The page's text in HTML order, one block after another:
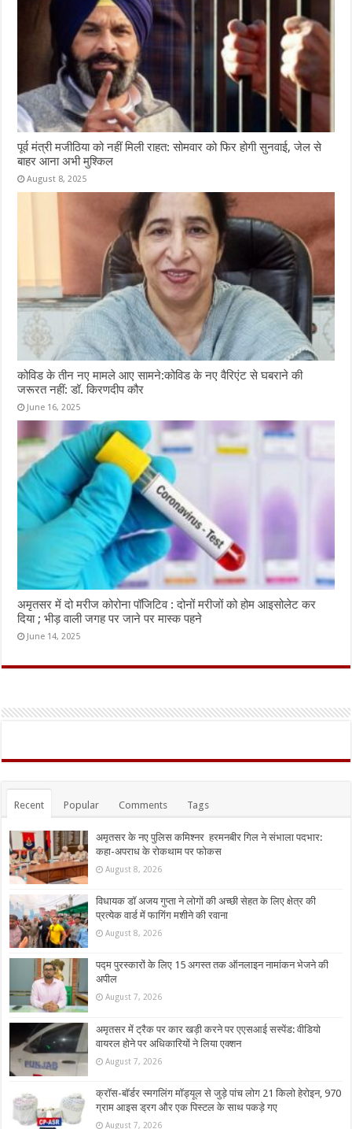
पूर्व मंत्री मजीठिया को नहीं मिली राहत: सोमवार को फिर होगी सुनवाई, जेल से
बाहर आना अभी मुश्किल
August 8, 2025
कोविड के तीन नए मामले आए सामने:कोविड के नए वैरिएंट से घबराने की
जरूरत नहीं: डॉ. किरणदीप कौर
June 16, 2025
अमृतसर में दो मरीज कोरोना पॉजिटिव : दोनों मरीजों को होम आइसोलेट कर
दिया ; भीड़ वाली जगह पर जाने पर मास्क पहने
June 14, 2025
Recent Popular Comments Tags
अमृतसर के नए पुलिस कमिश्नर हरमनबीर गिल ने संभाला पदभार:
कहा-अपराध के रोकथाम पर फोकस
August 8, 2026
विधायक डॉ अजय गुप्ता ने लोगों की अच्छी सेहत के लिए क्षेत्र की
प्रत्येक वार्ड में फागिंग मशीने की रवाना
August 8, 2026
पद्म पुरस्कारों के लिए 15 अगस्त तक ऑनलाइन नामांकन भेजने की
अपील
August 7, 2026
अमृतसर में ट्रैक पर कार खड़ी करने पर एएसआई सस्पेंड: वीडियो
वायरल होने पर अधिकारियों ने लिया एक्शन
August 7, 2026
क्रॉस-बॉर्डर स्मगलिंग मॉड्यूल से जुड़े पांच लोग 21 किलो हेरोइन, 970
ग्राम आइस ड्रग और एक पिस्टल के साथ पकड़े गए
August 7, 2026